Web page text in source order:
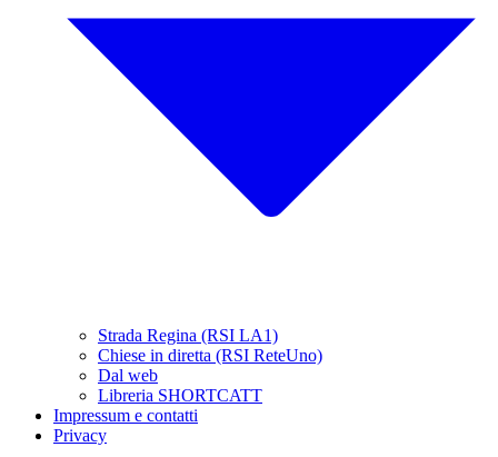
Strada Regina (RSI LA1)
Chiese in diretta (RSI ReteUno)
Dal web
Libreria SHORTCATT
Impressum e contatti
Privacy